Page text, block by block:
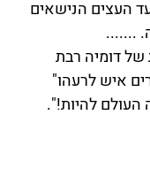
העצים הנישאים
.......
דומיה רבת
איש לרעהו"
העולם להיות!".